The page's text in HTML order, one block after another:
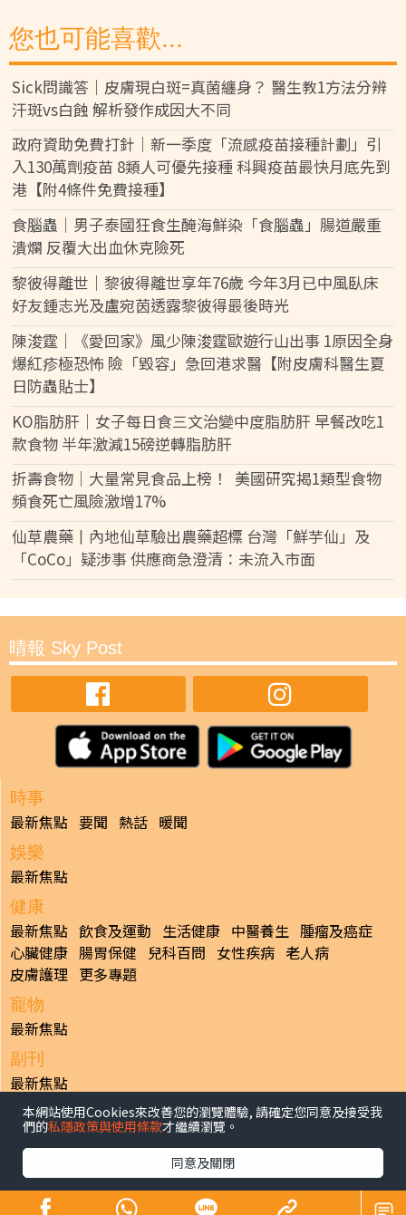
您也可能喜歡...
Sick問識答｜皮膚現白斑=真菌纏身？ 醫生教1方法分辨
汗斑vs白蝕 解析發作成因大不同
政府資助免費打針｜新一季度「流感疫苗接種計劃」引
入130萬劑疫苗 8類人可優先接種 科興疫苗最快月底先到
港【附4條件免費接種】
食腦蟲｜男子泰國狂食生醃海鮮染「食腦蟲」腸道嚴重
潰爛 反覆大出血休克險死
黎彼得離世｜黎彼得離世享年76歲 今年3月已中風臥床
好友鍾志光及盧宛茵透露黎彼得最後時光
陳浚霆｜《愛回家》風少陳浚霆歐遊行山出事 1原因全身
爆紅疹極恐怖 險「毀容」急回港求醫【附皮膚科醫生夏
日防蟲貼士】
KO脂肪肝｜女子每日食三文治變中度脂肪肝 早餐改吃1
款食物 半年激減15磅逆轉脂肪肝
折壽食物｜大量常見食品上榜！ 美國研究揭1類型食物
頻食死亡風險激增17%
仙草農藥丨內地仙草驗出農藥超標 台灣「鮮芋仙」及
「CoCo」疑涉事 供應商急澄清：未流入市面
晴報 Sky Post
時事
最新焦點 要聞 熱話 暖聞
娛樂
最新焦點
健康
最新焦點 飲食及運動 生活健康 中醫養生 腫瘤及癌症
心臟健康 腸胃保健 兒科百問 女性疾病 老人病
皮膚護理 更多專題
寵物
最新焦點
副刊
最新焦點
日報
揭頁版 港聞 財經/地產 中國/國際
生活副刊
體育 專題/人物
香港經濟日報版權所有©2026
本網站使用Cookies來改善您的瀏覽體驗, 請確定您同意及接受我
們的私隱政策與使用條款才繼續瀏覽。
同意及關閉